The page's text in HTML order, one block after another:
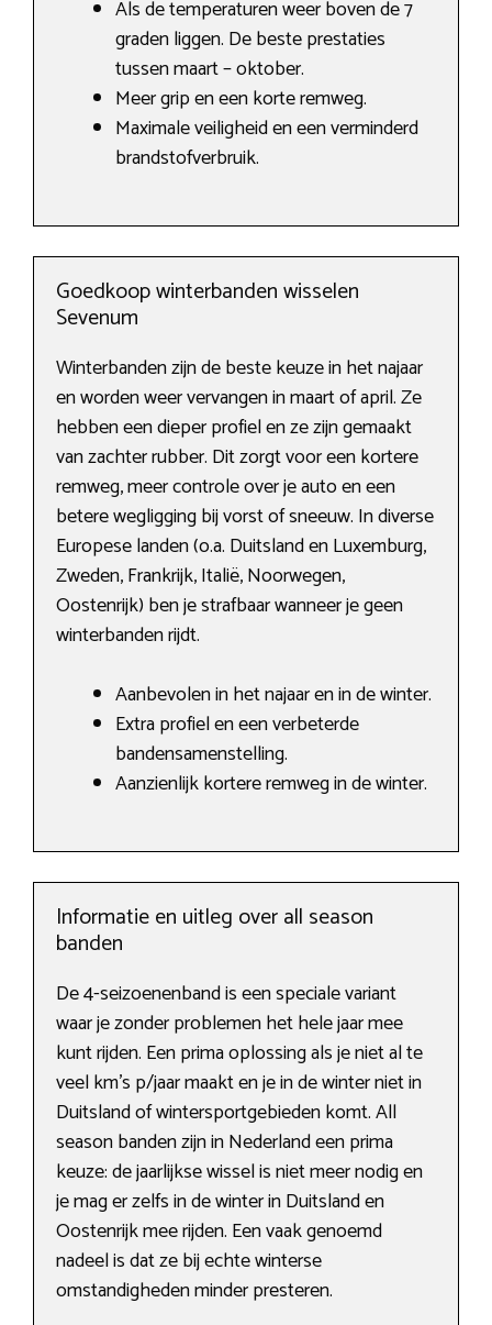
Als de temperaturen weer boven de 7
graden liggen. De beste prestaties
tussen maart – oktober.
Meer grip en een korte remweg.
Maximale veiligheid en een verminderd
brandstofverbruik.
Goedkoop winterbanden wisselen
Sevenum
Winterbanden zijn de beste keuze in het najaar
en worden weer vervangen in maart of april. Ze
hebben een dieper profiel en ze zijn gemaakt
van zachter rubber. Dit zorgt voor een kortere
remweg, meer controle over je auto en een
betere wegligging bij vorst of sneeuw. In diverse
Europese landen (o.a. Duitsland en Luxemburg,
Zweden, Frankrijk, Italië, Noorwegen,
Oostenrijk) ben je strafbaar wanneer je geen
winterbanden rijdt.
Aanbevolen in het najaar en in de winter.
Extra profiel en een verbeterde
bandensamenstelling.
Aanzienlijk kortere remweg in de winter.
Informatie en uitleg over all season
banden
De 4-seizoenenband is een speciale variant
waar je zonder problemen het hele jaar mee
kunt rijden. Een prima oplossing als je niet al te
veel km’s p/jaar maakt en je in de winter niet in
Duitsland of wintersportgebieden komt. All
season banden zijn in Nederland een prima
keuze: de jaarlijkse wissel is niet meer nodig en
je mag er zelfs in de winter in Duitsland en
Oostenrijk mee rijden. Een vaak genoemd
nadeel is dat ze bij echte winterse
omstandigheden minder presteren.